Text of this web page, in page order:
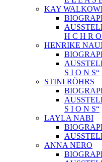
KAY
H C H R
HENRIKE
S I O N S“
STINI RÖHRS
S I O N S“
LAYLA NABI
ANNA NERO